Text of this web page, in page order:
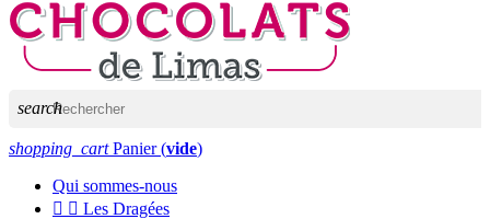
search
shopping_cart Panier (vide)
Qui sommes-nous
  Les Dragées